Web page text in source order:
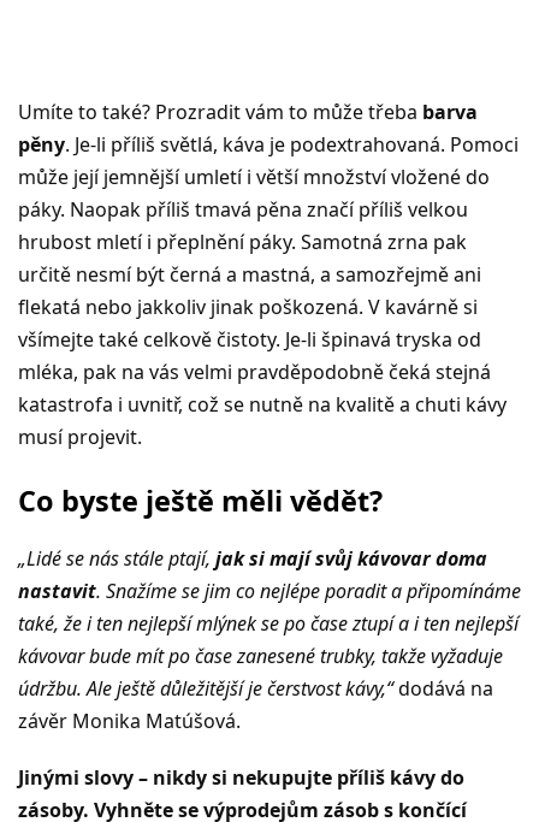
Umíte to také? Prozradit vám to může třeba barva
pěny. Je-li příliš světlá, káva je podextrahovaná. Pomoci
může její jemnější umletí i větší množství vložené do
páky. Naopak příliš tmavá pěna značí příliš velkou
hrubost mletí i přeplnění páky. Samotná zrna pak
určitě nesmí být černá a mastná, a samozřejmě ani
flekatá nebo jakkoliv jinak poškozená. V kavárně si
všímejte také celkově čistoty. Je-li špinavá tryska od
mléka, pak na vás velmi pravděpodobně čeká stejná
katastrofa i uvnitř, což se nutně na kvalitě a chuti kávy
musí projevit.
Co byste ještě měli vědět?
„Lidé se nás stále ptají, jak si mají svůj kávovar doma
nastavit. Snažíme se jim co nejlépe poradit a připomínáme
také, že i ten nejlepší mlýnek se po čase ztupí a i ten nejlepší
kávovar bude mít po čase zanesené trubky, takže vyžaduje
údržbu. Ale ještě důležitější je čerstvost kávy,“dodává na
závěr Monika Matúšová.
Jinými slovy – nikdy si nekupujte příliš kávy do
zásoby. Vyhněte se výprodejům zásob s končící